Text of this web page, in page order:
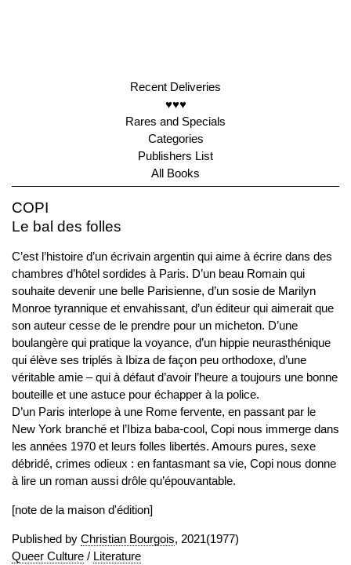
Recent Deliveries
♥♥♥
Rares and Specials
Categories
Publishers List
All Books
COPI
Le bal des folles
C’est l’histoire d’un écrivain argentin qui aime à écrire dans des
chambres d’hôtel sordides à Paris. D’un beau Romain qui
souhaite devenir une belle Parisienne, d’un sosie de Marilyn
Monroe tyrannique et envahissant, d’un éditeur qui aimerait que
son auteur cesse de le prendre pour un micheton. D’une
boulangère qui pratique la voyance, d’un hippie neurasthénique
qui élève ses triplés à Ibiza de façon peu orthodoxe, d’une
véritable amie – qui à défaut d’avoir l’heure a toujours une bonne
bouteille et une astuce pour échapper à la police.
D’un Paris interlope à une Rome fervente, en passant par le
New York branché et l’Ibiza baba-cool, Copi nous immerge dans
les années 1970 et leurs folles libertés. Amours pures, sexe
débridé, crimes odieux : en fantasmant sa vie, Copi nous donne
à lire un roman aussi drôle qu’épouvantable.
[note de la maison d'édition]
Published by Christian Bourgois, 2021(1977)
Queer Culture / Literature